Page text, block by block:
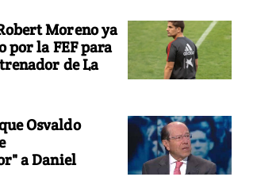
Moreno ya
por la FEF para
de La
Osvaldo
a Daniel